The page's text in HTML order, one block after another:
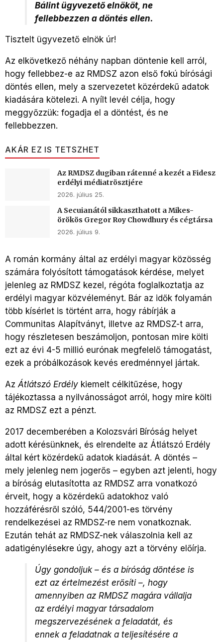
Bálint ügyvezető elnököt, ne
fellebbezzen a döntés ellen.
Tisztelt ügyvezető elnök úr!
Az elkövetkező néhány napban döntenie kell arról,
hogy fellebbez-e az RMDSZ azon első fokú bírósági
döntés ellen, mely a szervezetet közérdekű adatok
kiadására kötelezi. A nyílt levél célja, hogy
meggyőzzük: fogadja el a döntést, és ne
fellebbezzen.
AKÁR EZ IS TETSZHET
Az RMDSZ dugiban rátenné a kezét a Fidesz
erdélyi médiatrösztjére
2026. július 25.
A Secuianától sikkaszthatott a Mikes-
örökös Gregor Roy Chowdhury és cégtársa
2026. július 9.
A román kormány által az erdélyi magyar közösség
számára folyósított támogatások kérdése, melyet
jelenleg az RMDSZ kezel, régóta foglalkoztatja az
erdélyi magyar közvéleményt. Bár az idők folyamán
több kísérlet is történt arra, hogy rábírják a
Communitas Alapítványt, illetve az RMDSZ-t arra,
hogy részletesen beszámoljon, pontosan mire költi
ezt az évi 4-5 millió eurónak megfelelő támogatást,
ezek a próbálkozások kevés eredménnyel jártak.
AzÁtlátszó Erdély kiemelt célkitűzése, hogy
tájékoztassa a nyilvánosságot arról, hogy mire költi
az RMDSZ ezt a pénzt.
2017 decemberében a Kolozsvári Bíróság helyet
adott kérésünknek, és elrendelte az Átlátszó Erdély
által kért közérdekű adatok kiadását. A döntés –
mely jelenleg nem jogerős – egyben azt jelenti, hogy
a bíróság elutasította az RMDSZ arra vonatkozó
érveit, hogy a közérdekű adatokhoz való
hozzáférésről szóló, 544/2001-es törvény
rendelkezései az RMDSZ-re nem vonatkoznak.
Ezután tehát az RMDSZ-nek válaszolnia kell az
adatigénylésekre úgy, ahogy azt a törvény előírja.
Úgy gondoljuk – és a bíróság döntése is
ezt az értelmezést erősíti –, hogy
amennyiben az RMDSZ magára vállalja
az erdélyi magyar társadalom
megszervezésének a feladatát, és
ennek a feladatnak a teljesítésére a